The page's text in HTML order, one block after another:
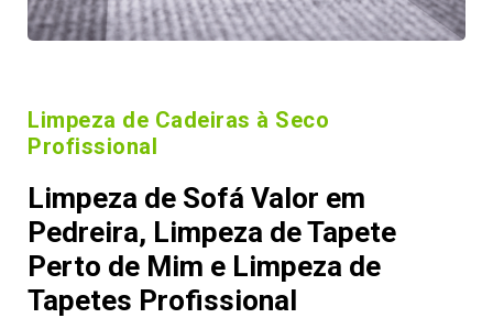
Limpeza de Cadeiras à Seco
Profissional
Limpeza de Sofá Valor em
Pedreira, Limpeza de Tapete
Perto de Mim e Limpeza de
Tapetes Profissional